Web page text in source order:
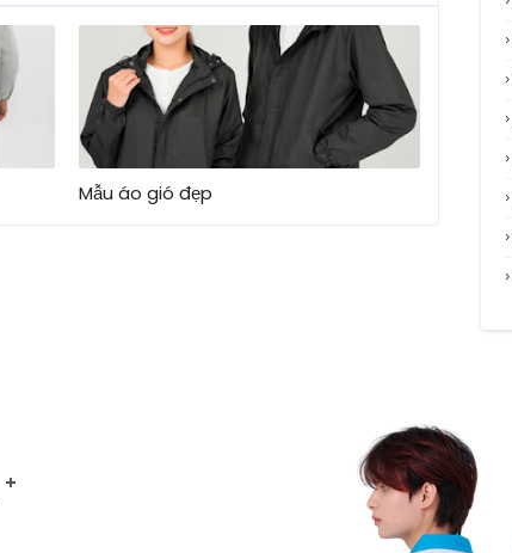
Mẫu áo gió đẹp